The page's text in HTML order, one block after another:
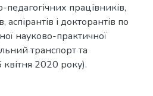
працівників,
аспірантів і докторантів по
науково-практичної
транспорт та
2020 року).